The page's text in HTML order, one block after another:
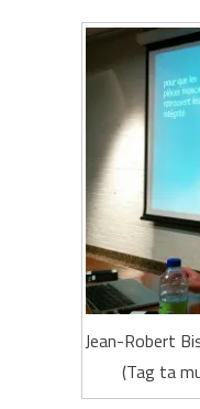
Jean-Robert
(Tag ta